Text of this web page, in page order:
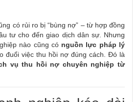
có rủi ro bị “bùng nợ” – từ hợp đồng
tư cho đến giao dịch dân sự. Nhưng
nào cũng có nguồn lực pháp lý
đuổi việc thu hồi nợ đúng cách. Đó là
vụ thu hồi nợ chuyên nghiệp từ